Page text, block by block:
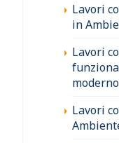
Lavori
in
Lavori
moderno
Lavori